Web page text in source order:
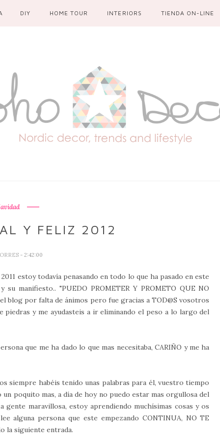
DIY HOME TOUR INTERIORS TIENDA ON-LINE
Y FELIZ 2012
- 2:42:00
estoy todavía penasando en todo lo que ha pasado en este
manifiesto.. "PUEDO PROMETER Y PROMETO QUE NO
blog por falta de ánimos pero fue gracias a TOD@S vosotros
piedras y me ayudasteis a ir eliminando el peso a lo largo del
que me ha dado lo que mas necesitaba, CARIÑO y me ha
siempre habéis tenido unas palabras para él, vuestro tiempo
poquito mas, a día de hoy no puedo estar mas orgullosa del
maravillosa, estoy aprendiendo muchísimas cosas y os
alguna persona que este empezando CONTINUA, NO TE
la siguiente entrada.